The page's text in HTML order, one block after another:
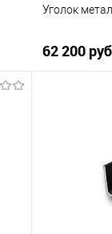
Уголок
62 200
Купить в 1
В